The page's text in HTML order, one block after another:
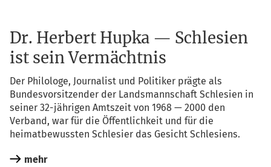
Dr. Herbert Hupka — Schlesien
ist sein Vermächtnis
Der Phi­lo­lo­ge, Jour­na­list und Poli­ti­ker präg­te als
Bun­des­vor­sit­zen­der der Lands­mann­schaft Schle­si­en in
sei­ner 32-jäh­ri­gen Amts­zeit von 1968 — 2000 den
Ver­band, war für die Öffent­lich­keit und für die
hei­mat­be­wuss­ten Schle­si­er das Gesicht Schlesiens.
mehr